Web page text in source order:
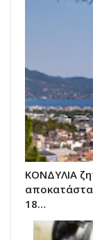
ΚΟΝΔΥΛΙΑ
18…